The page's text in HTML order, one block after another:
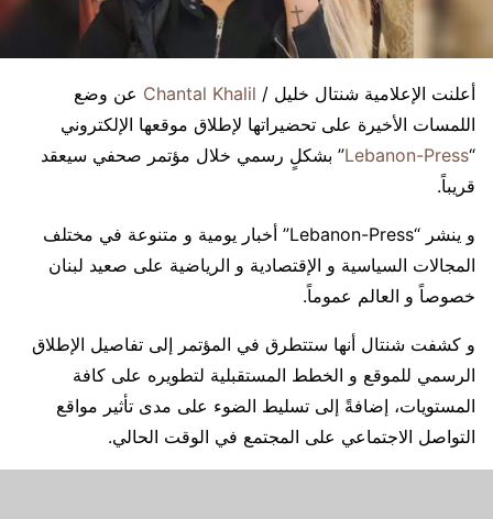
أعلنت الإعلامية شنتال خليل / Chantal Khalil عن وضع
اللمسات الأخيرة على تحضيراتها لإطلاق موقعها الإلكتروني
“
Lebanon-Press” بشكلٍ رسمي خلال مؤتمر صحفي سيعقد
قريباً.
و ينشر “Lebanon-Press” أخبار يومية و متنوعة في مختلف
المجالات السياسية و الإقتصادية و الرياضية على صعيد لبنان
خصوصاً و العالم عموماً.
و كشفت شنتال أنها ستتطرق في المؤتمر إلى تفاصيل الإطلاق
الرسمي للموقع و الخطط المستقبلية لتطويره على كافة
المستويات، إضافةً إلى تسليط الضوء على مدى تأثير مواقع
التواصل الاجتماعي على المجتمع في الوقت الحالي.